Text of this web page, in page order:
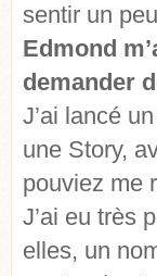
sentir un
Edmond
demander
J’ai lancé
une Story,
pouviez me
J’ai eu très
elles, un